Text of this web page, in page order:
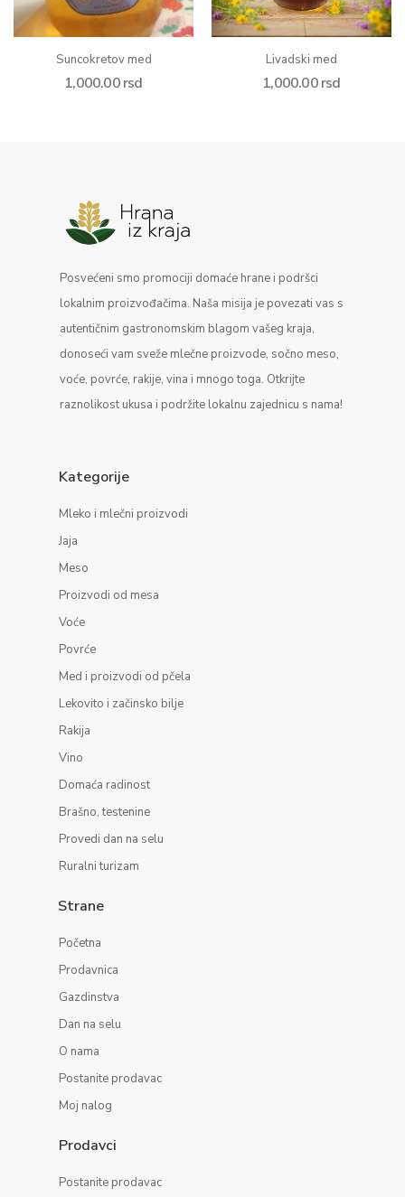
Suncokretov med
1,000.00rsd
Livadski med
1,000.00rsd
Posvećeni smo promociji domaće hrane i podršci
lokalnim proizvođačima. Naša misija je povezati vas s
autentičnim gastronomskim blagom vašeg kraja,
donoseći vam sveže mlečne proizvode, sočno meso,
voće, povrće, rakije, vina i mnogo toga. Otkrijte
raznolikost ukusa i podržite lokalnu zajednicu s nama!
Kategorije
Mleko i mlečni proizvodi
Jaja
Meso
Proizvodi od mesa
Voće
Povrće
Med i proizvodi od pčela
Lekovito i začinsko bilje
Rakija
Vino
Domaća radinost
Brašno, testenine
Provedi dan na selu
Ruralni turizam
Strane
Početna
Prodavnica
Gazdinstva
Dan na selu
O nama
Postanite prodavac
Moj nalog
Prodavci
Postanite prodavac